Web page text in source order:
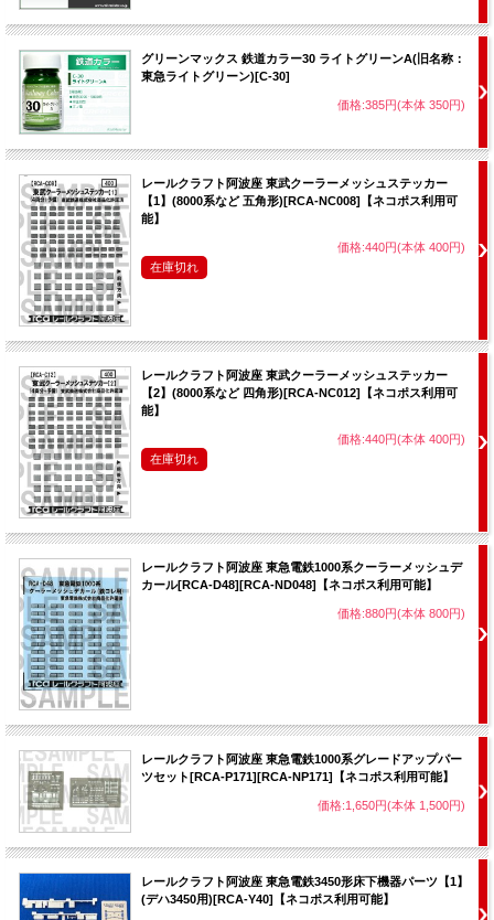
グリーンマックス 鉄道カラー30 ライトグリーンA(旧名称：
東急ライトグリーン)[C-30]
価格:385円(本体 350円)
レールクラフト阿波座 東武クーラーメッシュステッカー
【1】(8000系など 五角形)[RCA-NC008]【ネコポス利用可
能】
価格:440円(本体 400円)
在庫切れ
レールクラフト阿波座 東武クーラーメッシュステッカー
【2】(8000系など 四角形)[RCA-NC012]【ネコポス利用可
能】
価格:440円(本体 400円)
在庫切れ
レールクラフト阿波座 東急電鉄1000系クーラーメッシュデ
カール[RCA-D48][RCA-ND048]【ネコポス利用可能】
価格:880円(本体 800円)
レールクラフト阿波座 東急電鉄1000系グレードアップパー
ツセット[RCA-P171][RCA-NP171]【ネコポス利用可能】
価格:1,650円(本体 1,500円)
レールクラフト阿波座 東急電鉄3450形床下機器パーツ【1】
(デハ3450用)[RCA-Y40]【ネコポス利用可能】